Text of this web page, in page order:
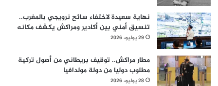
نهاية سعيدة لاختفاء سائح نرويجي بالمغرب..
تنسيق أمني بين أكادير ومراكش يكشف مكانه
29 يوليو، 2026
مطار مراكش.. توقيف بريطاني من أصول تركية
مطلوب دوليا من دولة مولدافيا
28 يوليو، 2026